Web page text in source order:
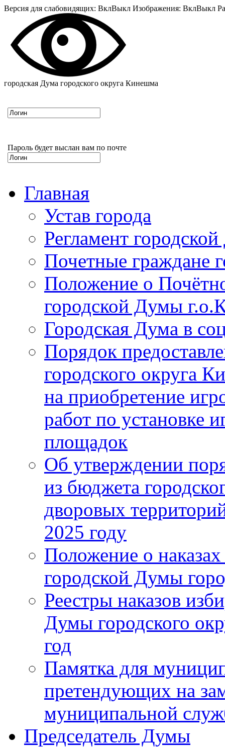
Версия для слабовидящих: ВклВыкл Изображения: ВклВыкл
городская Дума городского округа Кинешма
Пароль будет выслан вам по почте
Главная
Устав города
Регламент
Почетные граждане
Положение о
городской Думы
Городская Дума в
Порядок
городского округа
на приобретение
работ по установке
площадок
Об утверждении
из бюджета
дворовых
2025 году
Положение о
городской Думы
Реестры наказов
Думы городского
год
Памятка для
претендующих на
муниципальной
Председатель Думы